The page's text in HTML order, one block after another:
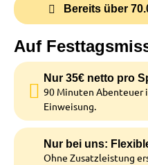
Bereits über
Auf
Nur 35€ netto pro
90 Minuten Abenteuer
Einweisung.
Nur bei uns:
Ohne Zusatzleistung